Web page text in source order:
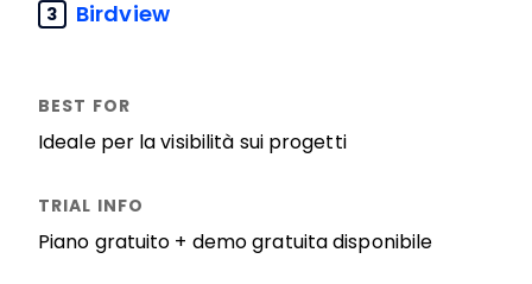
3 Birdview
Ideale per la visibilità sui progetti
Piano gratuito + demo gratuita disponibile